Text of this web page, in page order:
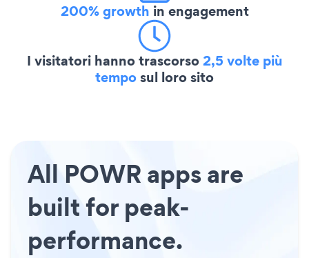
200% growth in engagement
I visitatori hanno trascorso2,5 volte più
temposul loro sito
All POWR apps are
built for peak-
performance.